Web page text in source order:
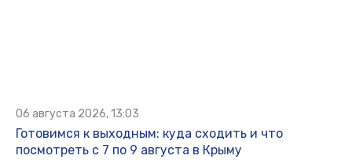
06 августа 2026, 13:03
Готовимся к выходным: куда сходить и что
посмотреть с 7 по 9 августа в Крыму